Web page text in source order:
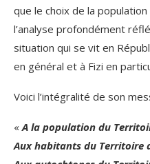
que le choix de la
l’analyse profondément
situation qui se vit en
en général et à Fizi en
Voici l’intégralité de son
«A la population du
Aux habitants du Territoire